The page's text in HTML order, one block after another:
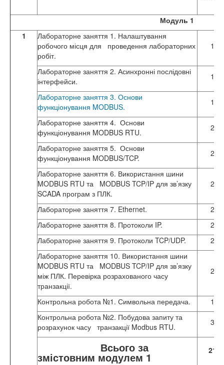
Модуль 1
1
Лабораторне заняття 1. Налаштування
робочого місця для проведення лабораторних
робіт.
1
Лабораторне заняття 2. Асинхронні послідовні
інтерфейси.
1
Лабораторне заняття 3. Основи
функціонування MODBUS.
1
Лабораторне заняття 4. Основи
функціонування MODBUS RTU.
2
Лабораторне заняття 5. Основи
функціонування MODBUS/TCP.
2
Лабораторне заняття 6. Використання шини
MODBUS RTU та MODBUS TCP/IP для зв’язку
SCADA програм з ПЛК.
2
Лабораторне заняття 7. Ethernet.
2
Лабораторне заняття 8. Протоколи IP.
2
Лабораторне заняття 9. Протоколи TCP/UDP.
2
Лабораторне заняття 10. Використання шини
MODBUS RTU та MODBUS TCP/IP для зв’язку
між ПЛК. Перевірка розрахованого часу
транзакції.
2
Контрольна робота №1. Символьна передача.
1
Контрольна робота №2. Побудова запиту та
розрахунок часу транзакції Modbus RTU.
3
Всього за
змістовним модулем 1 21